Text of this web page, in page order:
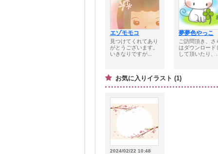
エゾモモコ
見つけてくれてあり
がとうございます。
いきなりですが...
夢夢色やっこ
ご訪問頂き、さ
はダウンロード
して頂いたり、
お気に入りイラスト (1)
2024/02/22 10:48